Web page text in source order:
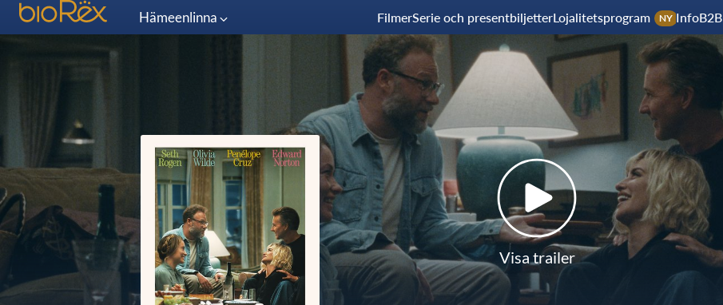
Hämeenlinna FilmerSerie och presentbiljetterLojalitetsprogram NY InfoB2B
Visa trailer